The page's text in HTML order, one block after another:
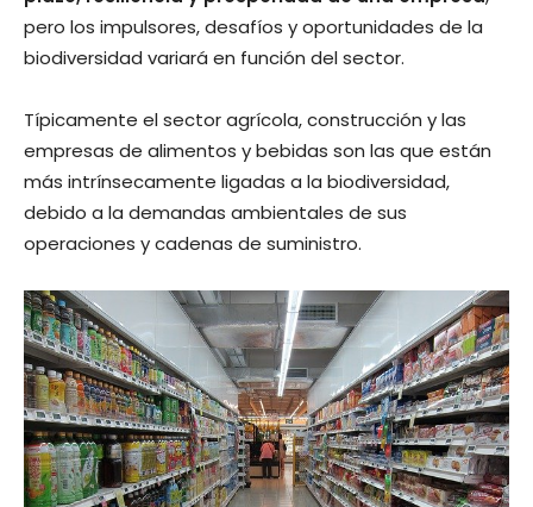
pero los impulsores, desafíos y oportunidades de la
biodiversidad variará en función del sector.
Típicamente el sector agrícola, construcción y las
empresas de alimentos y bebidas son las que están
más intrínsecamente ligadas a la biodiversidad,
debido a la demandas ambientales de sus
operaciones y cadenas de suministro.